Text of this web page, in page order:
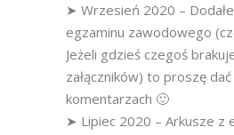
➤ Wrzesień 2020 –
egzaminu zawodowego
Jeżeli gdzieś czegoś
załączników) to proszę
komentarzach 🙂
➤ Lipiec 2020 – Arkusze z